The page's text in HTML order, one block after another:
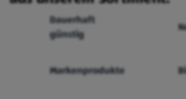
Dauerhaft
günstig
Markenprodukte